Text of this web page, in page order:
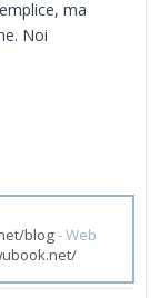
ma
Noi
blog- Web